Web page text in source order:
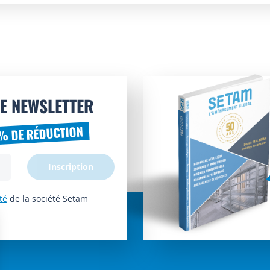
NEWSLETTER
DE RÉDUCTION
de la société Setam
Inscription